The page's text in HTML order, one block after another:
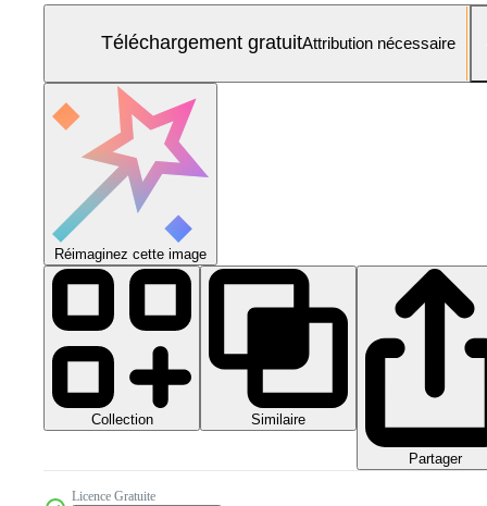
Téléchargement gratuitAttribution nécessaire
Réimaginez cette image
Collection Similaire
Partager
Licence Gratuite